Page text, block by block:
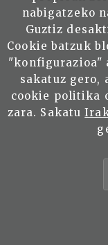
EUSKAL
nabigatzeko
Guztiz
Cookie batzuk
"konfigurazioa"
sakatuz gero,
cookie politika
zara. Sakatu